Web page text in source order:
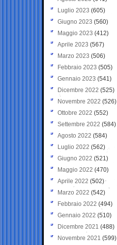
Luglio 2023 (605)
Giugno 2023 (560)
Maggio 2023 (412)
Aprile 2023 (567)
Marzo 2023 (506)
Febbraio 2023 (505)
Gennaio 2023 (541)
Dicembre 2022 (525)
Novembre 2022 (526)
Ottobre 2022 (552)
Settembre 2022 (584)
Agosto 2022 (584)
Luglio 2022 (562)
Giugno 2022 (521)
Maggio 2022 (470)
Aprile 2022 (502)
Marzo 2022 (542)
Febbraio 2022 (494)
Gennaio 2022 (510)
Dicembre 2021 (488)
Novembre 2021 (599)